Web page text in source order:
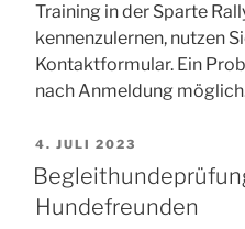
Training in der Sparte
kennenzulernen, nutzen
Kontaktformular. Ein
nach Anmeldung
VERÖFFENTLICHT
AM
4. JULI 2023
Hundefreunden